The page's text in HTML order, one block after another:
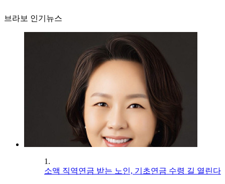
브라보 인기뉴스
1.
소액 직역연금 받는 노인, 기초연금 수령 길 열린다